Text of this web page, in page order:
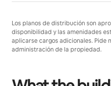
Los planos de distribución son
disponibilidad y las amenidades
aplicarse cargos adicionales. Pide
administración de la propiedad.